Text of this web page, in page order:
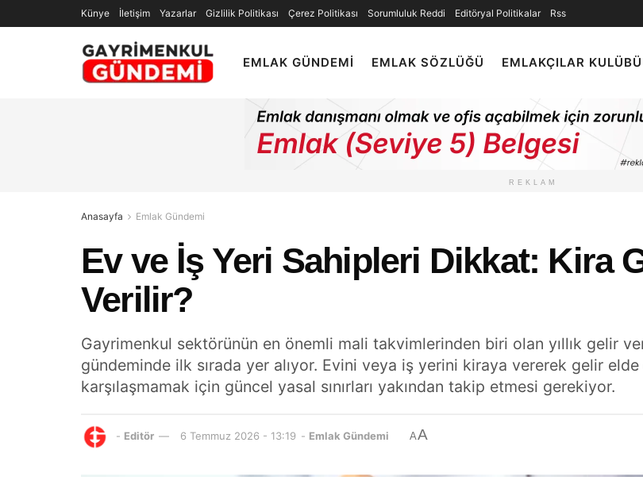
Künye İletişim Yazarlar Gizlilik Politikası Çerez Politikası Sorumluluk Reddi Editöryal Politikalar Rss
EMLAK GÜNDEMI EMLAK SÖZLÜĞÜ EMLAKÇILAR KULÜBÜ
REKLAM
Anasayfa Emlak Gündemi
Ev ve İş Yeri Sahipleri Dikkat: Kira
Verilir?
Gayrimenkul sektörünün en önemli mali takvimlerinden biri olan yıllık gelir
gündeminde ilk sırada yer alıyor. Evini veya iş yerini kiraya vererek gelir elde
karşılaşmamak için güncel yasal sınırları yakından takip etmesi gerekiyor.
- Editör 6 Temmuz 2026 - 13:19 - Emlak Gündemi AA